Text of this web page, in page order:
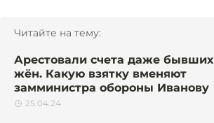
Читайте на тему:
Арестовали счета даже бывших
жён. Какую взятку вменяют
замминистра обороны Иванову
25.04.24